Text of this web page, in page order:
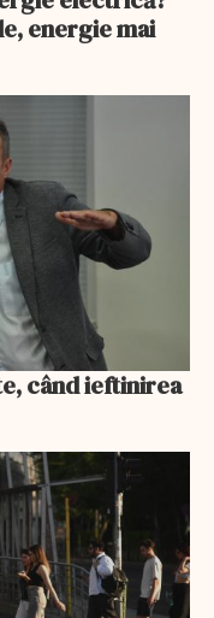
energie mai
când ieftinirea